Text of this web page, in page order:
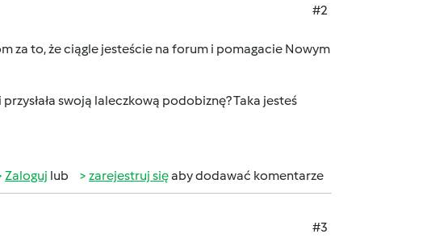
#2
za to, że ciągle jesteście na forum i pomagacie Nowym
swoją laleczkową podobiznę? Taka jesteś
Zaloguj lub zarejestruj sięaby dodawać komentarze
#3